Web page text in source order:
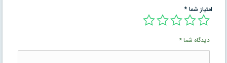
امتیاز شما*
دیدگاه شما*